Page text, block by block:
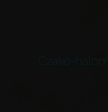
Czakó-halom